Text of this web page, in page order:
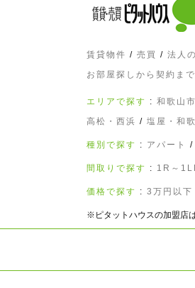
賃貸物件 / 売買 / 法人
お部屋探しから契約まで
エリアで探す : 和歌山市
高松・西浜 / 塩屋・和
種別で探す : アパート /
間取りで探す : 1R～
価格で探す : 3万円以下
※ピタットハウスの加盟